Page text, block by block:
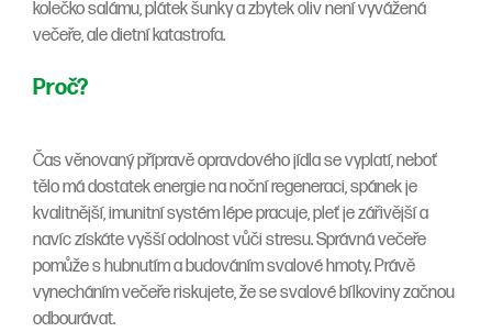
kolečko salámu, plátek šunky a zbytek oliv není vyvážená
večeře, ale dietní katastrofa.
Proč?
Čas věnovaný přípravě opravdového jídla se vyplatí, neboť
tělo má dostatek energie na noční regeneraci, spánek je
kvalitnější, imunitní systém lépe pracuje, pleť je zářivější a
navíc získáte vyšší odolnost vůči stresu. Správná večeře
pomůže s hubnutím a budováním svalové hmoty. Právě
vynecháním večeře riskujete, že se svalové bílkoviny začnou
odbourávat.